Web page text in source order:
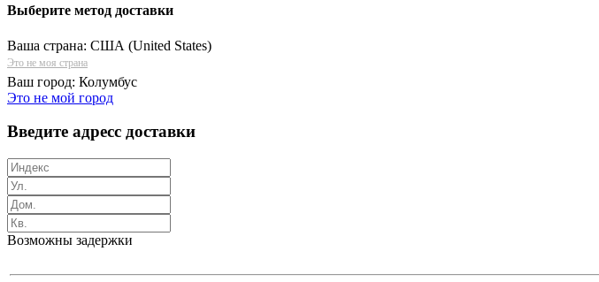
Выберите метод доставки
Ваша страна: США (United States)
Это не моя страна
Ваш город: Колумбус
Это не мой город
Введите адресс доставки
Возможны задержки